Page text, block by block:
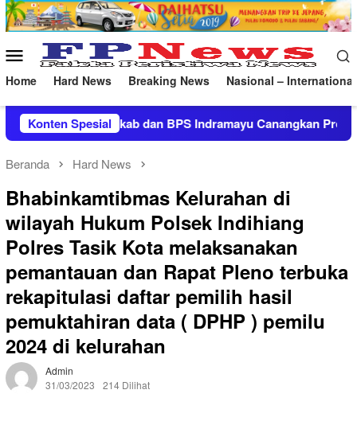
Loncat
ke
Menu
Mobile
Home Hard News Breaking News Nasional – International
Konten Spesial
BPS Indramayu Canangkan Program Desa Cantik 2026
Beranda Hard News
Bhabinkamtibmas Kelurahan di
wilayah Hukum Polsek Indihiang
Polres Tasik Kota melaksanakan
pemantauan dan Rapat Pleno terbuka
rekapitulasi daftar pemilih hasil
pemuktahiran data ( DPHP ) pemilu
2024 di kelurahan
Admin
31/03/2023
214 Dilihat